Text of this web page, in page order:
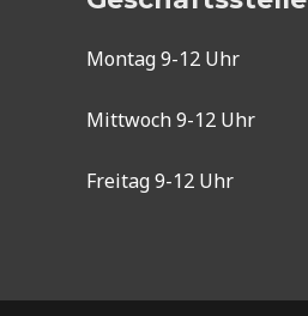
Montag 9-12 Uhr
Mittwoch 9-12 Uhr
Freitag 9-12 Uhr